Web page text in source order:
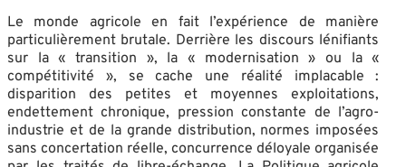
Le monde agricole en fait l’expérience de manière
particulièrement brutale. Derrière les discours lénifiants
sur la « transition », la « modernisation » ou la «
compétitivité », se cache une réalité implacable :
disparition des petites et moyennes exploitations,
endettement chronique, pression constante de l’agro-
industrie et de la grande distribution, normes imposées
sans concertation réelle, concurrence déloyale organisée